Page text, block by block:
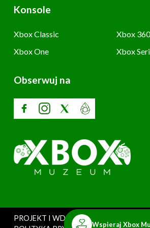
Konsole
Xbox Classic
Xbox 360
Xbox One
Xbox
Obserwuj na
PROJEKT I WDROŻENIE: SZARY
Wspieraj Xbox